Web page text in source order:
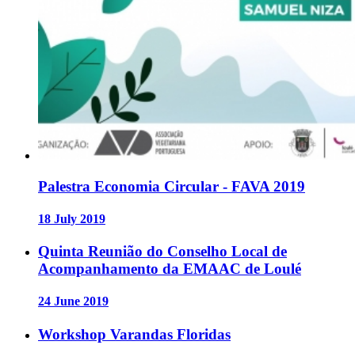
Palestra Economia Circular - FAVA 2019
18 July 2019
Quinta Reunião do Conselho Local de
Acompanhamento da EMAAC de Loulé
24 June 2019
Workshop Varandas Floridas